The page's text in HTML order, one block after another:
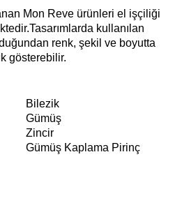
Mon Reve ürünleri el işçiliği
kullanılan
renk, şekil ve boyutta
gösterebilir.
Bilezik
Gümüş
Zincir
Gümüş Kaplama Pirinç